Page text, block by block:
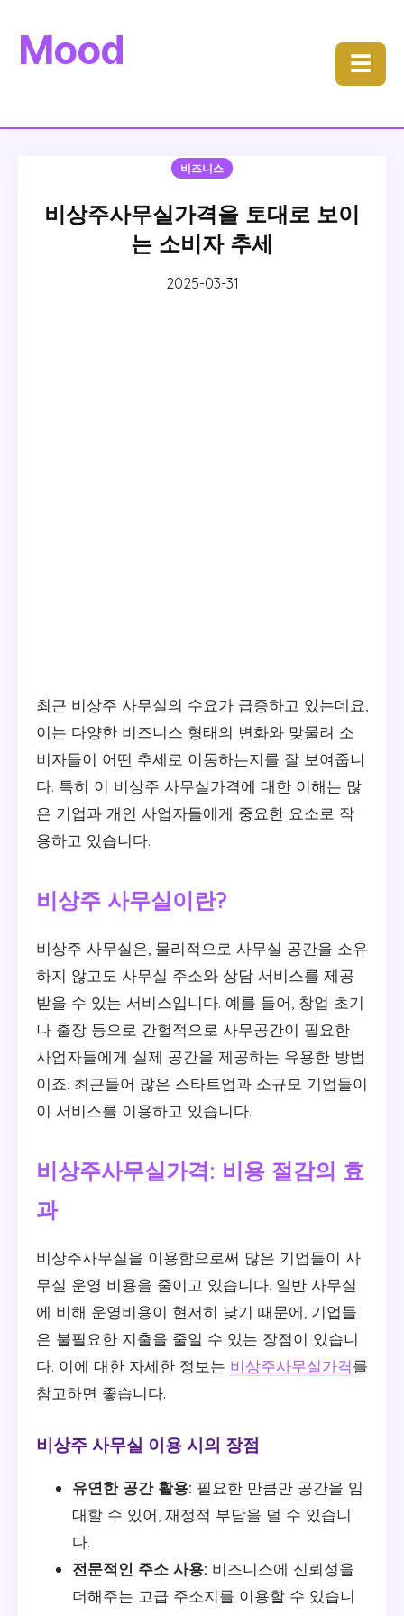
Mood ☰
비즈니스
비상주사무실가격을 토대로 보이
는 소비자 추세
2025-03-31
최근 비상주 사무실의 수요가 급증하고 있는데요,
이는 다양한 비즈니스 형태의 변화와 맞물려 소
비자들이 어떤 추세로 이동하는지를 잘 보여줍니
다. 특히 이 비상주 사무실가격에 대한 이해는 많
은 기업과 개인 사업자들에게 중요한 요소로 작
용하고 있습니다.
비상주 사무실이란?
비상주 사무실은, 물리적으로 사무실 공간을 소유
하지 않고도 사무실 주소와 상담 서비스를 제공
받을 수 있는 서비스입니다. 예를 들어, 창업 초기
나 출장 등으로 간헐적으로 사무공간이 필요한
사업자들에게 실제 공간을 제공하는 유용한 방법
이죠. 최근들어 많은 스타트업과 소규모 기업들이
이 서비스를 이용하고 있습니다.
비상주사무실가격: 비용 절감의 효
과
비상주사무실을 이용함으로써 많은 기업들이 사
무실 운영 비용을 줄이고 있습니다. 일반 사무실
에 비해 운영비용이 현저히 낮기 때문에, 기업들
은 불필요한 지출을 줄일 수 있는 장점이 있습니
다. 이에 대한 자세한 정보는 비상주사무실가격를
참고하면 좋습니다.
비상주 사무실 이용 시의 장점
유연한 공간 활용: 필요한 만큼만 공간을 임
대할 수 있어, 재정적 부담을 덜 수 있습니
다.
전문적인 주소 사용: 비즈니스에 신뢰성을
더해주는 고급 주소지를 이용할 수 있습니